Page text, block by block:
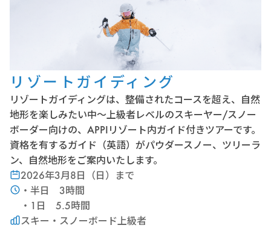
リゾートガイディング
リゾートガイディングは、整備されたコースを超え、自然
地形を楽しみたい中〜上級者レベルのスキーヤー/スノー
ボーダー向けの、APPIリゾート内ガイド付きツアーです。
資格を有するガイド（英語）がパウダースノー、ツリーラ
ン、自然地形をご案内いたします。
2026年3月8日（日）まで
・半日 3時間
・1日 5.5時間
スキー・スノーボード上級者